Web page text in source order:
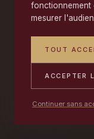
mesurer
TOUT
ACCEPTER
Continuer sans